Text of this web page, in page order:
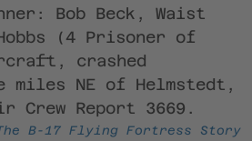
Bob Beck, Waist
(4 Prisoner of
crashed
miles NE of Helmstedt,
Crew Report 3669.
B-17 Flying Fortress Story